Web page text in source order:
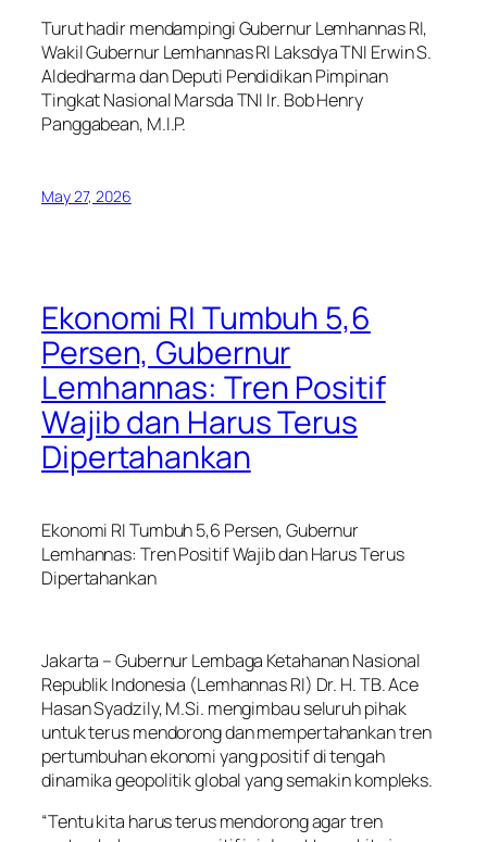
Turut hadir mendampingi Gubernur Lemhannas RI,
Wakil Gubernur Lemhannas RI Laksdya TNI Erwin S.
Aldedharma dan Deputi Pendidikan Pimpinan
Tingkat Nasional Marsda TNI Ir. Bob Henry
Panggabean, M.I.P.
May 27, 2026
Ekonomi RI Tumbuh 5,6
Persen, Gubernur
Lemhannas: Tren Positif
Wajib dan Harus Terus
Dipertahankan
Ekonomi RI Tumbuh 5,6 Persen, Gubernur
Lemhannas: Tren Positif Wajib dan Harus Terus
Dipertahankan
Jakarta – Gubernur Lembaga Ketahanan Nasional
Republik Indonesia (Lemhannas RI) Dr. H. TB. Ace
Hasan Syadzily, M.Si. mengimbau seluruh pihak
untuk terus mendorong dan mempertahankan tren
pertumbuhan ekonomi yang positif di tengah
dinamika geopolitik global yang semakin kompleks.
“Tentu kita harus terus mendorong agar tren